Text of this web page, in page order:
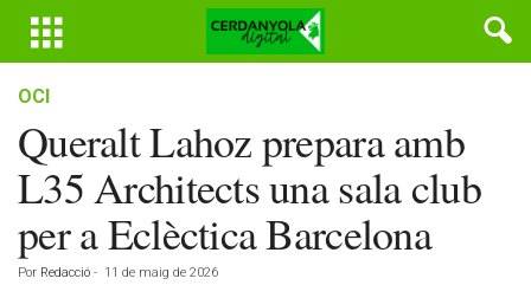
OCI
Queralt Lahoz prepara amb
L35 Architects una sala club
per a Eclèctica Barcelona
Por Redacció - 11 de maig de 2026